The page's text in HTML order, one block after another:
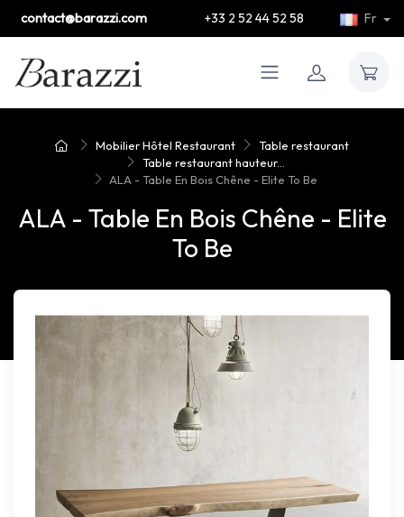
contact@barazzi.com +33 2 52 44 52 58 Fr
Mobilier Hôtel Restaurant
Table restaurant
Table restaurant hauteur...
ALA - Table En Bois Chêne - Elite To Be
ALA - Table En Bois Chêne - Elite
To Be